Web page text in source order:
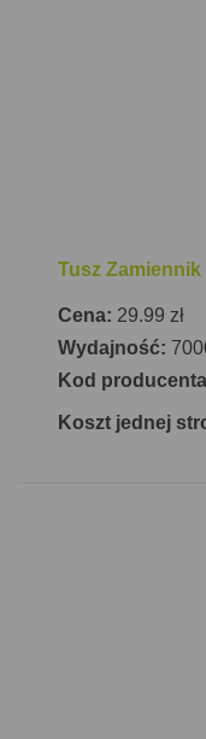
Tusz Zamiennik
Cena: 29.99 zł
Wydajność:
Kod
Koszt jednej